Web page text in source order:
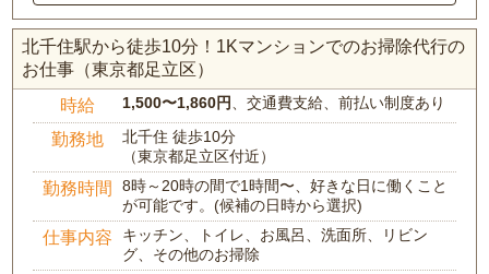
北千住駅から徒歩10分！1Kマンションでのお掃除代行の
お仕事（東京都足立区）
時給 1,500〜1,860円 、交通費支給、前払い制度あり
勤務地
北千住 徒歩10分
（東京都足立区付近）
勤務時間
8時～20時の間で1時間〜、好きな日に働くこと
が可能です。(候補の日時から選択)
仕事内容
キッチン、トイレ、お風呂、洗面所、リビン
グ、その他のお掃除